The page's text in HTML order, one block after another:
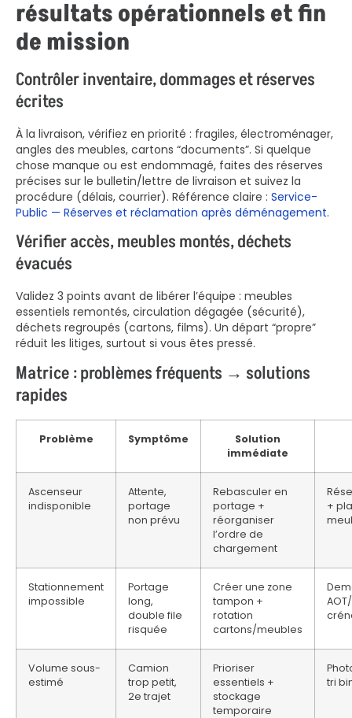
résultats opérationnels et fin
de mission
Contrôler inventaire, dommages et réserves
écrites
À la livraison, vérifiez en priorité : fragiles, électroménager,
angles des meubles, cartons “documents”. Si quelque
chose manque ou est endommagé, faites des réserves
précises sur le bulletin/lettre de livraison et suivez la
procédure (délais, courrier). Référence claire : Service-
Public — Réserves et réclamation après déménagement.
Vérifier accès, meubles montés, déchets
évacués
Validez 3 points avant de libérer l’équipe : meubles
essentiels remontés, circulation dégagée (sécurité),
déchets regroupés (cartons, films). Un départ “propre”
réduit les litiges, surtout si vous êtes pressé.
Matrice : problèmes fréquents → solutions
rapides
Problème Symptôme
Solution
immédiate
Ascenseur
indisponible
Attente,
portage
non prévu
Rebasculer en
portage +
réorganiser
l’ordre de
chargement
+
Stationnement
impossible
Portage
long,
double file
risquée
Créer une zone
tampon +
rotation
cartons/meubles
Volume sous-
estimé
Camion
trop petit,
2e trajet
Prioriser
essentiels +
stockage
temporaire
tri